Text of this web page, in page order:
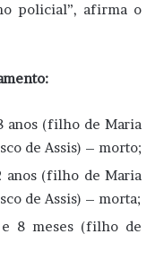
policial”, afirma o
anos (filho de Maria
de Assis) – morto;
anos (filho de Maria
de Assis) – morta;
8 meses (filho de